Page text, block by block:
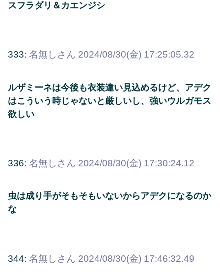
スフラダリ＆カエンジシ
333: 名無しさん 2024/08/30(金) 17:25:05.32
ルザミーネは今後も衣装違い見込めるけど、アデク
はこういう時じゃないと厳しいし、強いウルガモス
欲しい
336: 名無しさん 2024/08/30(金) 17:30:24.12
虫は成り手がそもそもいないからアデクになるのか
な
344: 名無しさん 2024/08/30(金) 17:46:32.49